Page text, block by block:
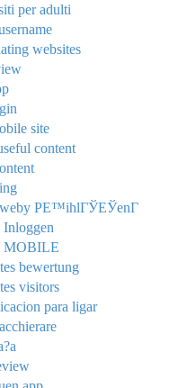
per adulti
websites
site
content
weby PЕ™ihlГЎЕЎenГ­
Inloggen
MOBILE
bewertung
visitors
para ligar